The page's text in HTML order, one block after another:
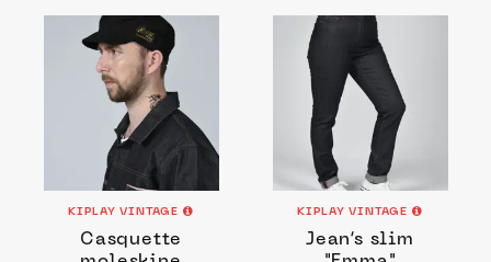
KIPLAY VINTAGE
Casquette
KIPLAY VINTAGE
Jean’s slim